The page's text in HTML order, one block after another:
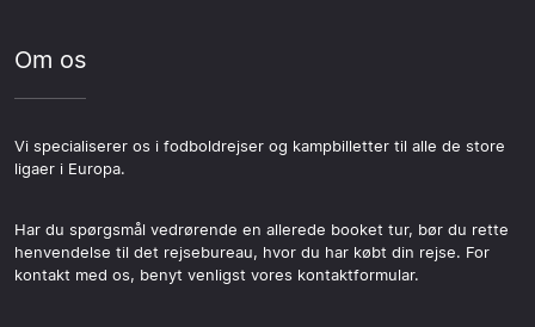
Om os
Vi specialiserer os i fodboldrejser og kampbilletter til alle de store
ligaer i Europa.
Har du spørgsmål vedrørende en allerede booket tur, bør du rette
henvendelse til det rejsebureau, hvor du har købt din rejse. For
kontakt med os, benyt venligst vores kontaktformular.